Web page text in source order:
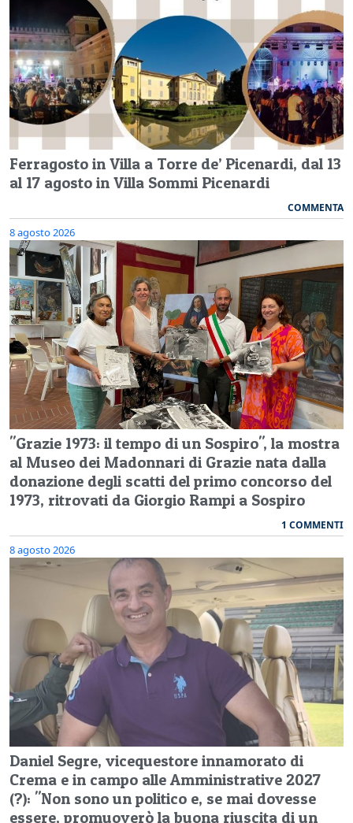
Ferragosto in Villa a Torre de’ Picenardi, dal 13
al 17 agosto in Villa Sommi Picenardi
COMMENTA
8 agosto 2026
"Grazie 1973: il tempo di un Sospiro", la mostra
al Museo dei Madonnari di Grazie nata dalla
donazione degli scatti del primo concorso del
1973, ritrovati da Giorgio Rampi a Sospiro
1 COMMENTI
8 agosto 2026
Daniel Segre, vicequestore innamorato di
Crema e in campo alle Amministrative 2027
(?): "Non sono un politico e, se mai dovesse
essere, promuoverò la buona riuscita di un